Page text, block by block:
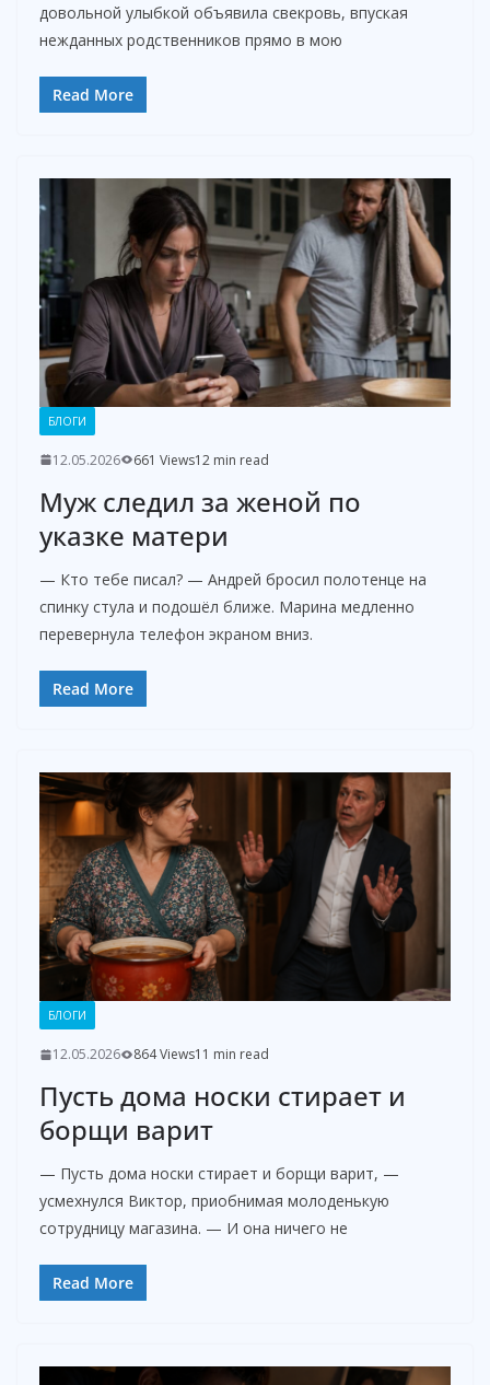
довольной улыбкой объявила свекровь, впуская
нежданных родственников прямо в мою
Read More
БЛОГИ
12.05.2026 661 Views12 min read
Муж следил за женой по
указке матери
— Кто тебе писал? — Андрей бросил полотенце на
спинку стула и подошёл ближе. Марина медленно
перевернула телефон экраном вниз.
Read More
БЛОГИ
12.05.2026 864 Views11 min read
Пусть дома носки стирает и
борщи варит
— Пусть дома носки стирает и борщи варит, —
усмехнулся Виктор, приобнимая молоденькую
сотрудницу магазина. — И она ничего не
Read More